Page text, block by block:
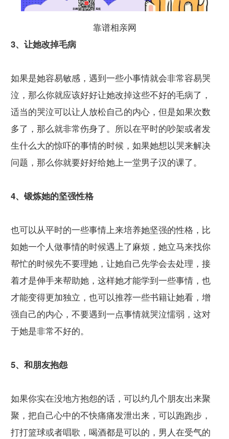
靠谱相亲网
3、让她改掉毛病
如果是她容易敏感，遇到一些小事情就会非常容易哭
泣，那么你就应该好好让她改掉这些不好的毛病了，
适当的哭泣可以让人放松自己的内心，但是如果次数
多了，那么就非常伤身了。所以在平时的吵架或者发
生什么大的惊吓的事情的时候，如果她想以哭来解决
问题，那么你就要好好给她上一堂男子汉的课了。
4、锻炼她的坚强性格
也可以从平时的一些事情上来培养她坚强的性格，比
如她一个人做事情的时候遇上了麻烦，她立马来找你
帮忙的时候先不要理她，让她自己先学会去处理，接
着才是伸手来帮助她，这样她才能学到一些事情，也
才能变得更加独立，也可以推荐一些书籍让她看，增
强自己的内心，不要遇到一点事情就哭泣懦弱，这对
于她是非常不好的。
5、和朋友抱怨
如果你实在没地方抱怨的话，可以约几个朋友出来聚
聚，把自己心中的不快痛痛发泄出来，可以跑跑步，
打打篮球或者唱歌，喝酒都是可以的，男人在受气的